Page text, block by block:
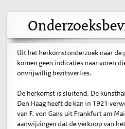
Uit het herkomstonderzoek naar
komen geen indicaties naar voren
onvrijwillig bezitsverlies.
De herkomst is sluitend. De
Den Haag heeft de kan in 1921
van F. von Gans uit Frankfurt am
aanwijzingen dat de verkoop van